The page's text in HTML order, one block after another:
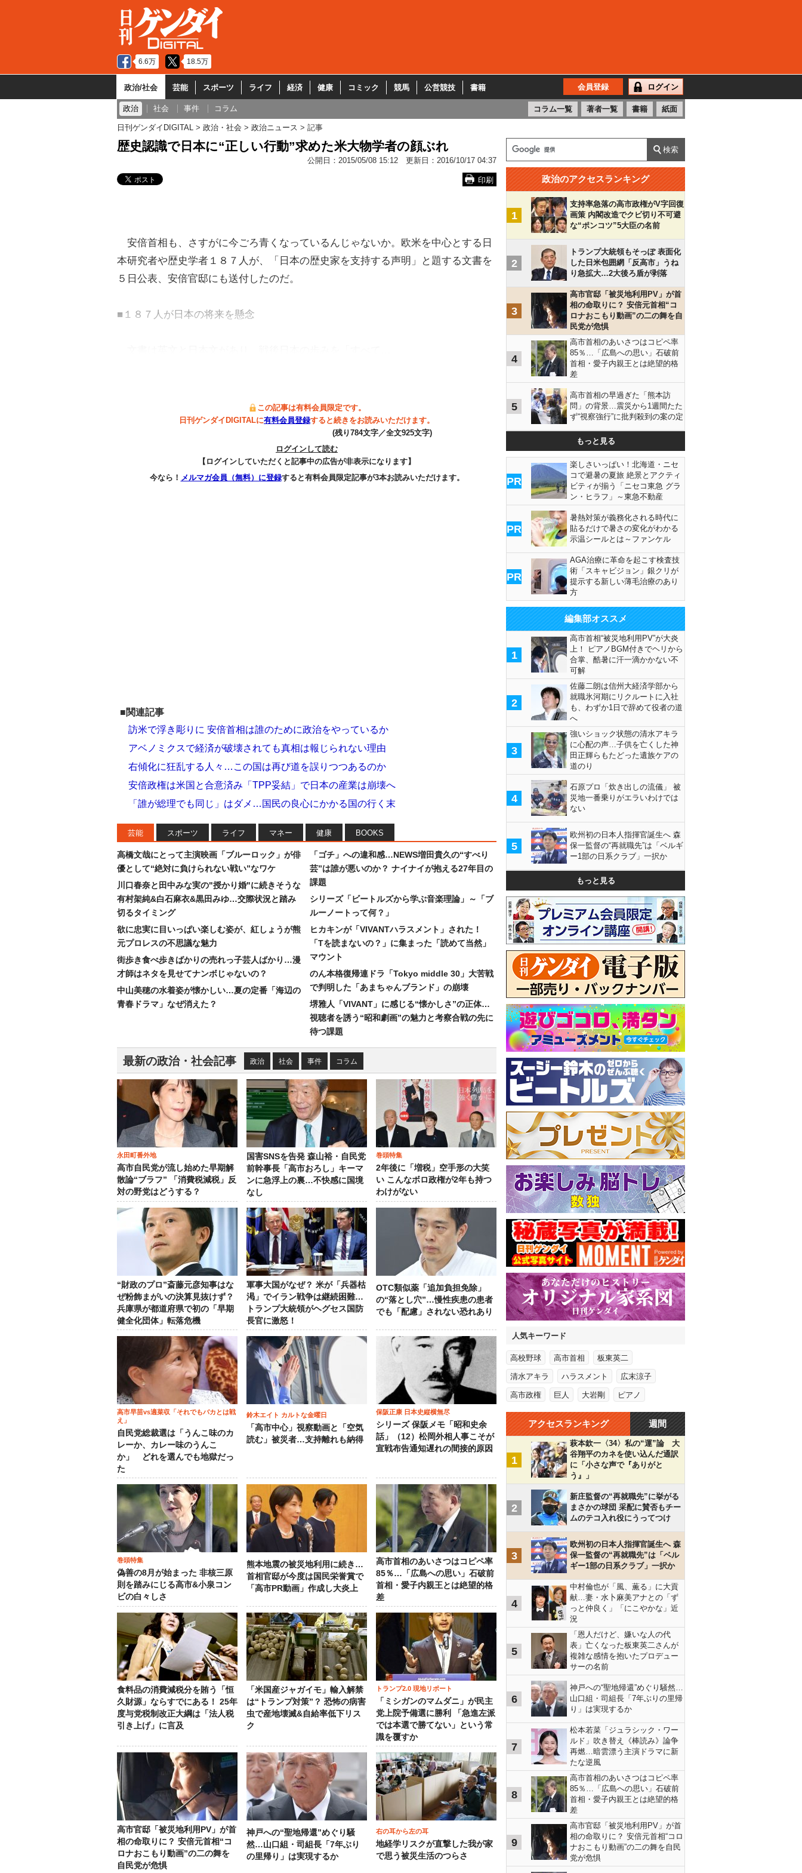
6.6万 18.5万
政治/社会 芸能 スポーツ ライフ 経済 健康 コミック 競馬 公営競技 書籍 会員登録 ログイン
政治 社会 事件 コラム コラム一覧 著者一覧 書籍 紙面
日刊ゲンダイDIGITAL 政治・社会 政治ニュース 記事
歴史認識で日本に“正しい行動”求めた米大物学者の顔ぶれ
公開日： 2015/05/08 15:12 更新日： 2016/10/17 04:37
印刷
安倍首相も、さすがに今ごろ青くなっているんじゃないか。欧米を中心とする日
本研究者や歴史学者１８７人が、「日本の歴史家を支持する声明」と題する文書を
５日公表、安倍官邸にも送付したのだ。
■１８７人が日本の将来を懸念
この記事は有料会員限定です。
日刊ゲンダイDIGITALに有料会員登録すると続きをお読みいただけます。
(残り784文字／全文925文字)
ログインして読む
【ログインしていただくと記事中の広告が非表示になります】
今なら！ メルマガ会員（無料）に登録すると有料会員限定記事が3本お読みいただけます。
■関連記事
訪米で浮き彫りに 安倍首相は誰のために政治をやっているか
アベノミクスで経済が破壊されても真相は報じられない理由
右傾化に狂乱する人々…この国は再び道を誤りつつあるのか
安倍政権は米国と合意済み「TPP妥結」で日本の産業は崩壊へ
「誰が総理でも同じ」はダメ…国民の良心にかかる国の行く末
芸能 スポーツ ライフ マネー 健康 BOOKS
高橋文哉にとって主演映画「ブルーロック」が俳
優として“絶対に負けられない戦い”なワケ
川口春奈と田中みな実の"授かり婚"に続きそうな
有村架純&白石麻衣&黒田みゆ…交際状況と踏み
切るタイミング
欲に忠実に目いっぱい楽しむ姿が、紅しょうが熊
元プロレスの不思議な魅力
街歩き食べ歩きばかりの売れっ子芸人ばかり…漫
才師はネタを見せてナンボじゃないの？
中山美穂の水着姿が懐かしい…夏の定番「海辺の
青春ドラマ」なぜ消えた？
「ゴチ」への違和感…NEWS増田貴久の“すべり
芸”は誰が悪いのか？ ナイナイが抱える27年目の
課題
シリーズ「ビートルズから学ぶ音楽理論」～「ブ
ルーノートって何？」
ヒカキンが「VIVANTハラスメント」された！
「Tを読まないの？」に集まった「読めて当然」
マウント
のん本格復帰連ドラ「Tokyo middle 30」大苦戦
で判明した「あまちゃんブランド」の崩壊
堺雅人「VIVANT」に感じる“懐かしさ”の正体…
視聴者を誘う“昭和劇画”の魅力と考察合戦の先に
待つ課題
最新の政治・社会記事 政治 社会 事件 コラム
永田町番外地
高市自民党が流し始めた早期解
散論“ブラフ” 「消費税減税」反
対の野党はどうする？
国害SNSを告発 森山裕・自民党
前幹事長「高市おろし」キーマ
ンに急浮上の裏…不快感に国境
なし
巻頭特集
2年後に「増税」空手形の大笑
い こんなボロ政権が2年も持つ
わけがない
“財政のプロ”斎藤元彦知事はな
ぜ粉飾まがいの決算見抜けず？
兵庫県が都道府県で初の「早期
健全化団体」転落危機
軍事大国がなぜ？ 米が「兵器枯
渇」でイラン戦争は継続困難…
トランプ大統領がヘグセス国防
長官に激怒！
OTC類似薬「追加負担免除」
の“落とし穴”…慢性疾患の患者
でも「配慮」されない恐れあり
高市早苗vs適菜収「それでもバカとは戦
え」
自民党総裁選は「うんこ味のカ
レーか、カレー味のうんこ
か」 どれを選んでも地獄だっ
た
鈴木エイト カルトな金曜日
「高市中心」視察動画と「空気
読む」被災者…支持離れも納得
保阪正康 日本史縦横無尽
シリーズ 保阪メモ「昭和史余
話」（12）松岡外相人事こそが
宣戦布告通知遅れの間接的原因
巻頭特集
偽善の8月が始まった 非核三原
則を踏みにじる高市&小泉コン
ビの白々しさ
熊本地震の被災地利用に続き…
首相官邸が今度は国民栄誉賞で
「高市PR動画」作成し大炎上
高市首相のあいさつはコピペ率
85％…「広島への思い」石破前
首相・愛子内親王とは絶望的格
差
食料品の消費減税分を賄う「恒
久財源」ならすでにある！ 25年
度与党税制改正大綱は「法人税
引き上げ」に言及
「米国産ジャガイモ」輸入解禁
は“トランプ対策”？ 恐怖の病害
虫で産地壊滅&自給率低下リス
ク
トランプ2.0 現地リポート
「ミシガンのマムダニ」が民主
党上院予備選に勝利 「急進左派
では本選で勝てない」という常
識を覆すか
高市官邸「被災地利用PV」が首
相の命取りに？ 安倍元首相“コ
ロナおこもり動画”の二の舞を
自民党が危惧
神戸への“聖地帰還”めぐり騒
然…山口組・司組長「7年ぶり
の里帰り」は実現するか
右の耳から左の耳
地経学リスクが直撃した我が家
で思う被災生活のつらさ
政治のアクセスランキング
1
支持率急落の高市政権がV字回復
画策 内閣改造でクビ切り不可避
な“ポンコツ”5大臣の名前
2
トランプ大統領もそっぽ 表面化
した日米包囲網「反高市」うね
り急拡大…2大後ろ盾が剥落
3
高市官邸「被災地利用PV」が首
相の命取りに？ 安倍元首相“コ
ロナおこもり動画”の二の舞を自
民党が危惧
4
高市首相のあいさつはコピペ率
85％…「広島への思い」石破前
首相・愛子内親王とは絶望的格
差
5
高市首相の早過ぎた「熊本訪
問」の背景…震災から1週間たた
ず“視察強行”に批判殺到の案の定
もっと見る
PR
楽しさいっぱい！北海道・ニセ
コで避暑の夏旅 絶景とアクティ
ビティが揃う「ニセコ東急 グラ
ン・ヒラフ」～東急不動産
PR
暑熱対策が義務化される時代に
貼るだけで暑さの変化がわかる
示温シールとは～ファンケル
PR
AGA治療に革命を起こす検査技
術「スキャビジョン」銀クリが
提示する新しい薄毛治療のあり
方
編集部オススメ
1
高市首相“被災地利用PV”が大炎
上！ ピアノBGM付きでヘリから
合掌、酷暑に汗一滴かかない不
可解
2
佐藤二朗は信州大経済学部から
就職氷河期にリクルートに入社
も、わずか1日で辞めて役者の道
へ
3
強いショック状態の清水アキラ
に心配の声…子供を亡くした神
田正輝らもたどった遺族ケアの
道のり
4
石原プロ「炊き出しの流儀」 被
災地一番乗りがエラいわけでは
ない
5
欧州初の日本人指揮官誕生へ 森
保一監督の“再就職先”は「ベルギ
ー1部の日系クラブ」一択か
もっと見る
人気キーワード
高校野球 高市首相 板東英二
清水アキラ ハラスメント 広末涼子
高市政権 巨人 大岩剛 ピアノ
アクセスランキング 週間
1
萩本欽一〈34〉私の“運”論 大
谷翔平のカネを使い込んだ通訳
に「小さな声で『ありがと
う』」
2
新庄監督の“再就職先”に挙がる
まさかの球団 采配に賛否もチー
ムのテコ入れ役にうってつけ
3
欧州初の日本人指揮官誕生へ 森
保一監督の“再就職先”は「ベル
ギー1部の日系クラブ」一択か
4
中村倫也が「風、薫る」に大貢
献…妻・水卜麻美アナとの「ず
っと仲良く」「にこやかな」近
況
5
「恩人だけど、嫌いな人の代
表」亡くなった板東英二さんが
複雑な感情を抱いたプロデュー
サーの名前
6
神戸への“聖地帰還”めぐり騒然…
山口組・司組長「7年ぶりの里帰
り」は実現するか
7
松本若菜「ジュラシック・ワー
ルド」吹き替え《棒読み》論争
再燃…暗雲漂う主演ドラマに新
たな逆風
8
高市首相のあいさつはコピペ率
85％…「広島への思い」石破前
首相・愛子内親王とは絶望的格
差
9
高市官邸「被災地利用PV」が首
相の命取りに？ 安倍元首相“コロ
ナおこもり動画”の二の舞を自民
党が危惧